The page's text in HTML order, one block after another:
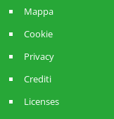
Mappa
Cookie
Privacy
Crediti
Licenses